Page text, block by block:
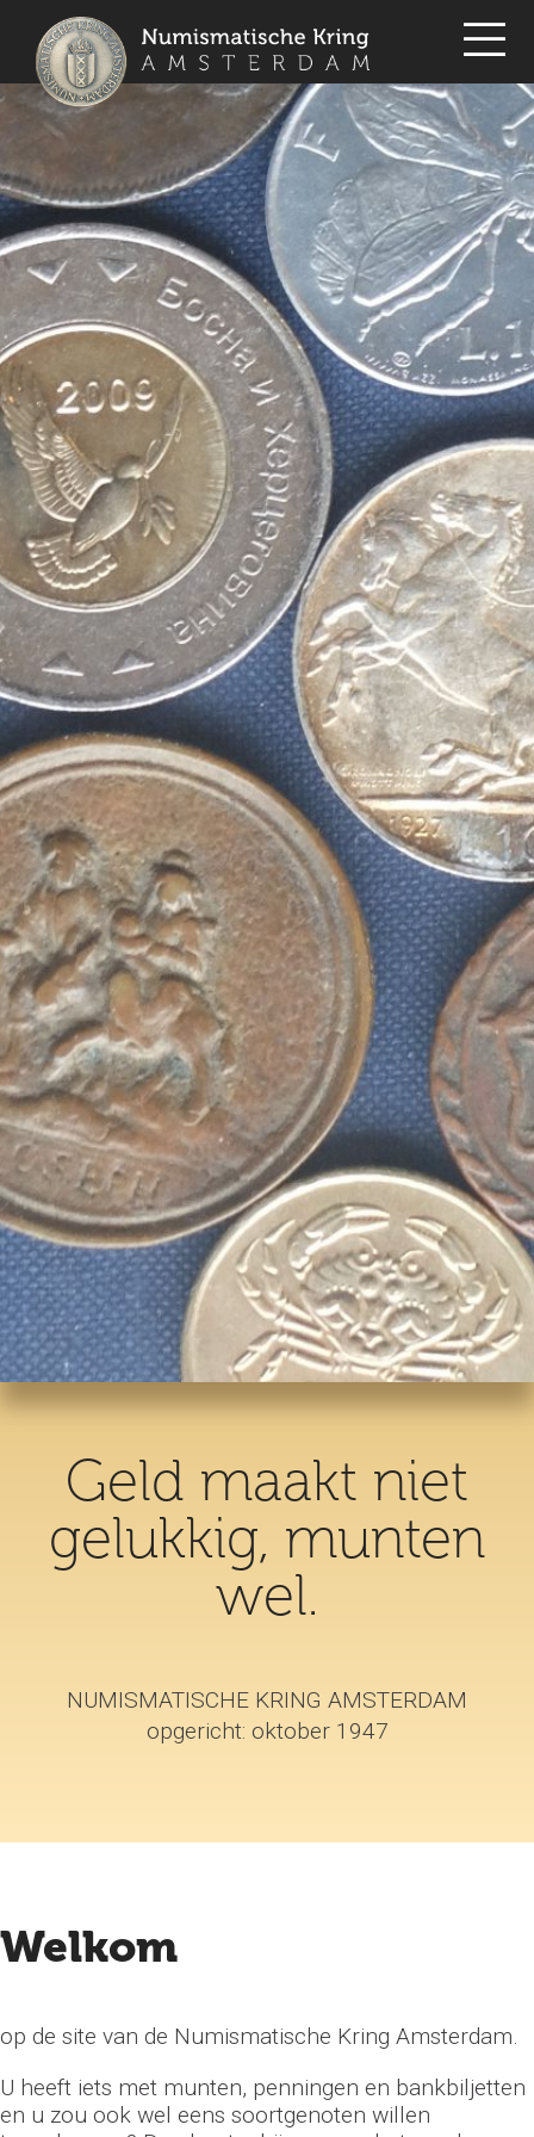
Geld maakt niet
gelukkig, munten
wel.
NUMISMATISCHE KRING AMSTERDAM
opgericht: oktober 1947
Welkom
op de site van de Numismatische Kring Amsterdam.
U heeft iets met munten, penningen en bankbiljetten
en u zou ook wel eens soortgenoten willen